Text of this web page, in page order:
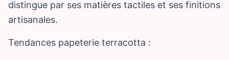
distingue par ses matières tactiles et ses finitions
artisanales.
Tendances papeterie terracotta :